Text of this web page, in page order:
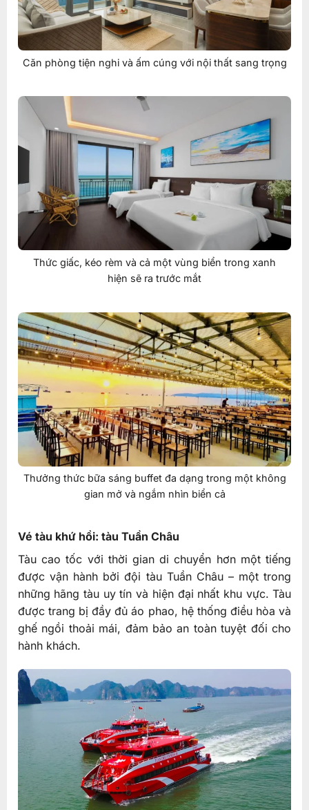
Căn phòng tiện nghi và ấm cúng với nội thất sang trọng
Thức giấc, kéo rèm và cả một vùng biển trong xanh
hiện sẽ ra trước mắt
Thưởng thức bữa sáng buffet đa dạng trong một không
gian mở và ngắm nhìn biển cả
Vé tàu khứ hồi: tàu Tuần Châu
Tàu cao tốc với thời gian di chuyển hơn một tiếng
được vận hành bởi đội tàu Tuần Châu – một trong
những hãng tàu uy tín và hiện đại nhất khu vực. Tàu
được trang bị đầy đủ áo phao, hệ thống điều hòa và
ghế ngồi thoải mái, đảm bảo an toàn tuyệt đối cho
hành khách.